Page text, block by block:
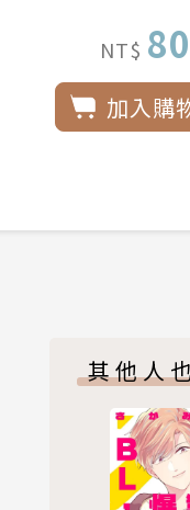
NT$ 80
加入購
其他人